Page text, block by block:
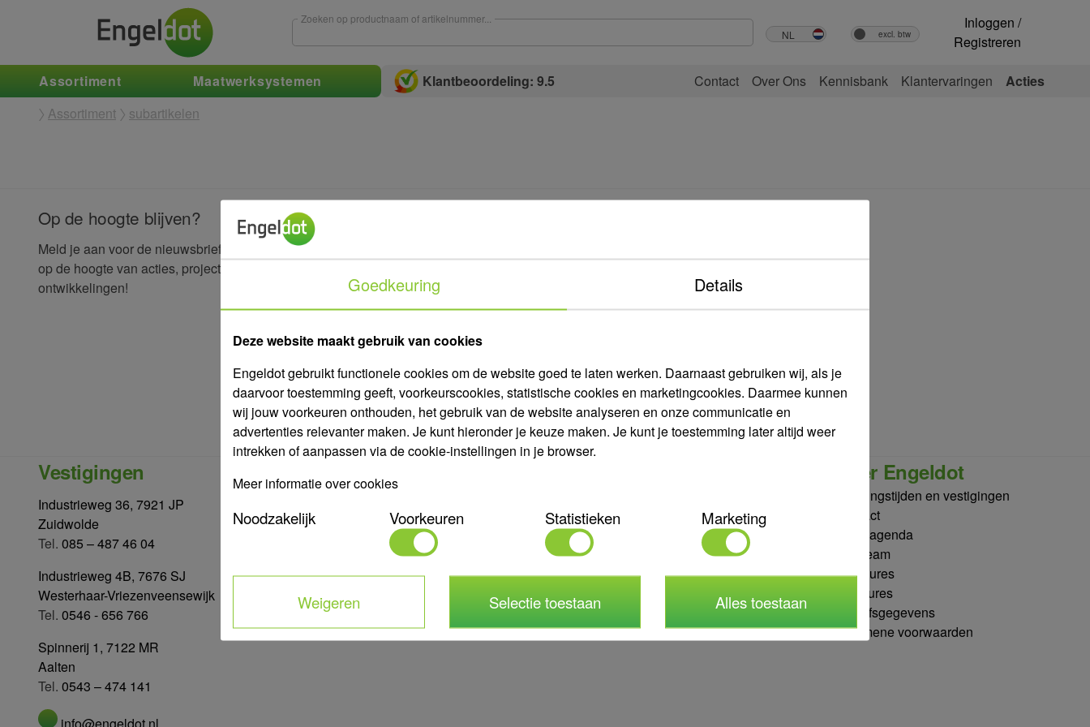
Zoeken op productnaam of artikelnummer...
Inloggen /
Registreren
Assortiment Maatwerksystemen Klantbeoordeling: 9.5 Contact Over Ons Kennisbank Klantervaringen
Acties
Assortiment
subartikelen
Op de hoogte blijven?
Meld je aan voor de nieuwsbrief en blijf
op de hoogte van acties, projecten en
ontwikkelingen!
E-mailadres
Voornaam *
Hoofdactiviteit
Vestigingen
Industrieweg 36, 7921 JP
Zuidwolde
Tel. 085 – 487 46 04
Industrieweg 4B, 7676 SJ
Westerhaar-Vriezenveensewijk
Tel. 0546 - 656 766
Spinnerij 1, 7122 MR
Aalten
Tel. 0543 – 474 141
Populaire producten
Druppelslangen
Straatkolken
Over Engeldot
Openingstijden en vestigingen
Contact
Beursagenda
Ons team
Brochures
Vacatures
Bedrijfsgegevens
Algemene voorwaarden
Offerte aanvraag
Bezorgen of Afhalen
Betalen bij Engeldot
Retourneren
Garantie en Reparatie
Goedkeuring Details
Deze website maakt gebruik van cookies
Engeldot gebruikt functionele cookies om de website goed te laten werken. Daarnaast gebruiken wij, als je
daarvoor toestemming geeft, voorkeurscookies, statistische cookies en marketingcookies. Daarmee kunnen
wij jouw voorkeuren onthouden, het gebruik van de website analyseren en onze communicatie en
advertenties relevanter maken. Je kunt hieronder je keuze maken. Je kunt je toestemming later altijd weer
intrekken of aanpassen via de cookie-instellingen in je browser.
Meer informatie over cookies
Noodzakelijk Voorkeuren Statistieken Marketing
Weigeren Selectie toestaan Alles toestaan